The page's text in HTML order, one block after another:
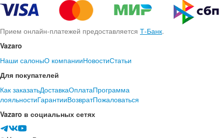
Прием онлайн-платежей предоставляется Т-Банк.
Vazaro
Наши салоныО компанииНовостиСтатьи
Для покупателей
Как заказатьДоставкаОплатаПрограмма
лояльностиГарантииВозвратПожаловаться
Vazaro в социальных сетях